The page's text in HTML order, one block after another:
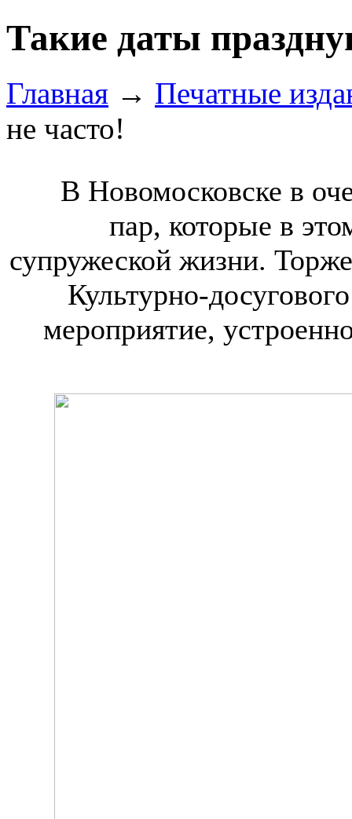
Такие даты
Главная → Печатные
не часто!
В Новомосковске в
пар, которые в
супружеской жизни.
Культурно-
мероприятие,